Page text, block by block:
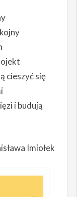
cieszyć się
i budują
Imiołek